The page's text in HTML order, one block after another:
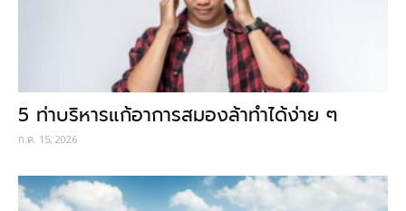
5 ท่าบริหารแก้อาการสมองล้าทำได้ง่าย ๆ
ก.ค. 15, 2026